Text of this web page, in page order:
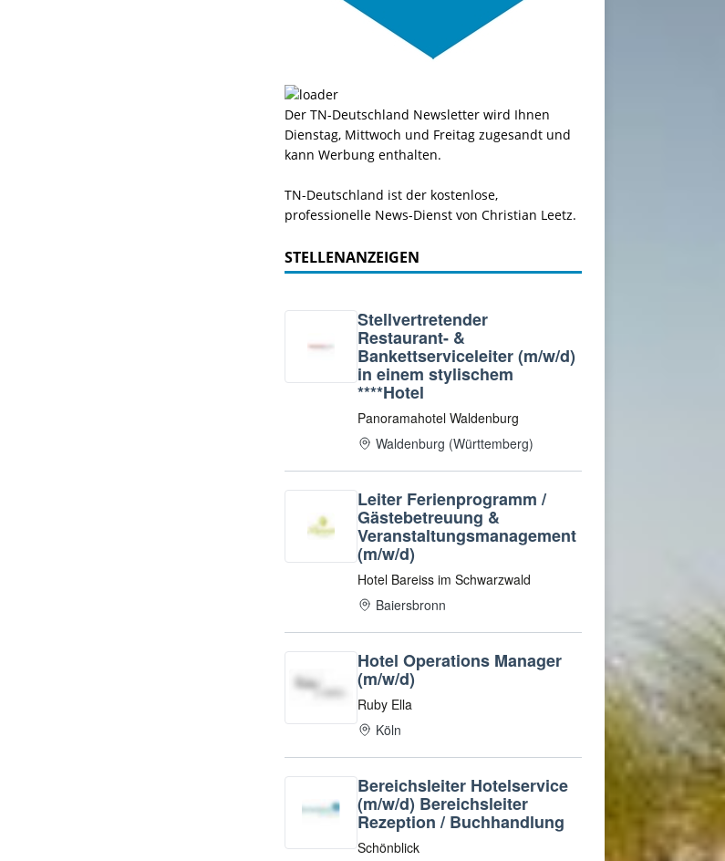
Der TN-Deutschland Newsletter wird Ihnen
Dienstag, Mittwoch und Freitag zugesandt und
kann Werbung enthalten.
TN-Deutschland ist der kostenlose,
professionelle News-Dienst von Christian Leetz.
STELLENANZEIGEN